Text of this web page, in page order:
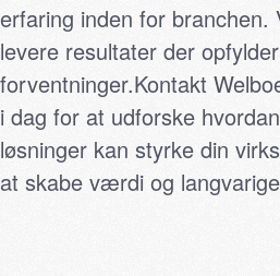
erfaring inden for
levere resultater der
forventninger.Kontakt
i dag for at udforske
løsninger kan styrke din
at skabe værdi og